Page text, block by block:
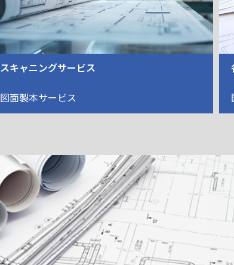
各種データ出力
図面製本サービス